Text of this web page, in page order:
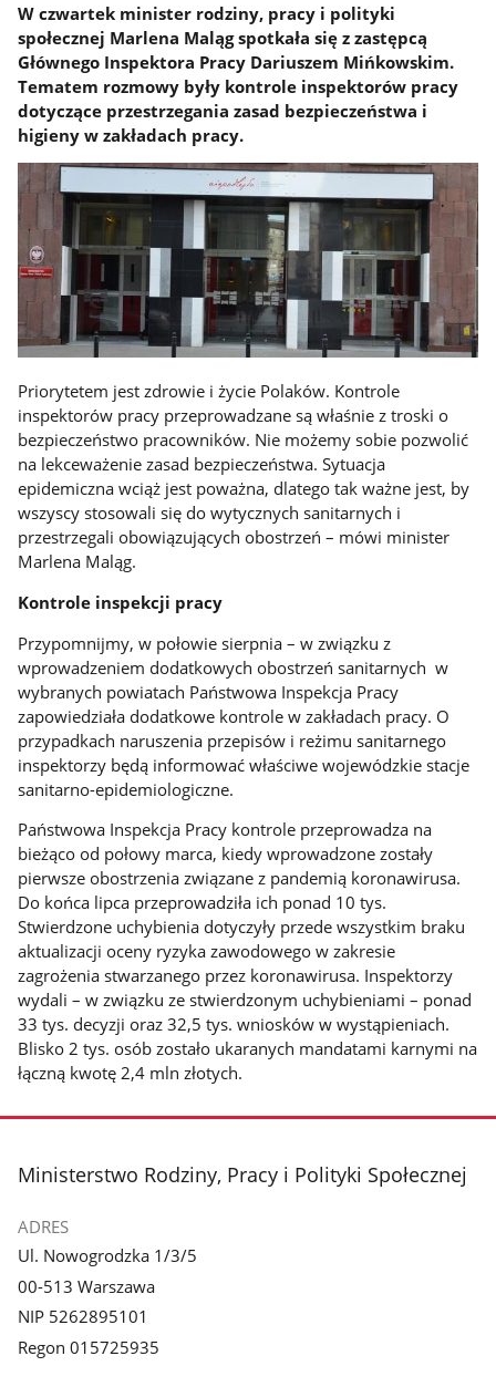
W czwartek minister rodziny, pracy i polityki
społecznej Marlena Maląg spotkała się z zastępcą
Głównego Inspektora Pracy Dariuszem Mińkowskim.
Tematem rozmowy były kontrole inspektorów pracy
dotyczące przestrzegania zasad bezpieczeństwa i
higieny w zakładach pracy.
Priorytetem jest zdrowie i życie Polaków. Kontrole
inspektorów pracy przeprowadzane są właśnie z troski o
bezpieczeństwo pracowników. Nie możemy sobie pozwolić
na lekceważenie zasad bezpieczeństwa. Sytuacja
epidemiczna wciąż jest poważna, dlatego tak ważne jest, by
wszyscy stosowali się do wytycznych sanitarnych i
przestrzegali obowiązujących obostrzeń – mówi minister
Marlena Maląg.
Kontrole inspekcji pracy
Przypomnijmy, w połowie sierpnia – w związku z
wprowadzeniem dodatkowych obostrzeń sanitarnych w
wybranych powiatach Państwowa Inspekcja Pracy
zapowiedziała dodatkowe kontrole w zakładach pracy. O
przypadkach naruszenia przepisów i reżimu sanitarnego
inspektorzy będą informować właściwe wojewódzkie stacje
sanitarno-epidemiologiczne.
Państwowa Inspekcja Pracy kontrole przeprowadza na
bieżąco od połowy marca, kiedy wprowadzone zostały
pierwsze obostrzenia związane z pandemią koronawirusa.
Do końca lipca przeprowadziła ich ponad 10 tys.
Stwierdzone uchybienia dotyczyły przede wszystkim braku
aktualizacji oceny ryzyka zawodowego w zakresie
zagrożenia stwarzanego przez koronawirusa. Inspektorzy
wydali – w związku ze stwierdzonym uchybieniami – ponad
33 tys. decyzji oraz 32,5 tys. wniosków w wystąpieniach.
Blisko 2 tys. osób zostało ukaranych mandatami karnymi na
łączną kwotę 2,4 mln złotych.
stopka
Ministerstwo Rodziny, Pracy i Polityki Społecznej
ADRES
Ul. Nowogrodzka 1/3/5
00-513 Warszawa
NIP 5262895101
Regon 015725935